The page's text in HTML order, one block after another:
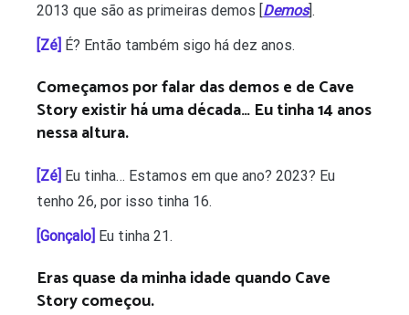
2013 que são as primeiras demos [Demos].
[Zé] É? Então também sigo há dez anos.
Começamos por falar das demos e de Cave
Story existir há uma década… Eu tinha 14 anos
nessa altura.
[Zé] Eu tinha… Estamos em que ano? 2023? Eu
tenho 26, por isso tinha 16.
[Gonçalo] Eu tinha 21.
Eras quase da minha idade quando Cave
Story começou.